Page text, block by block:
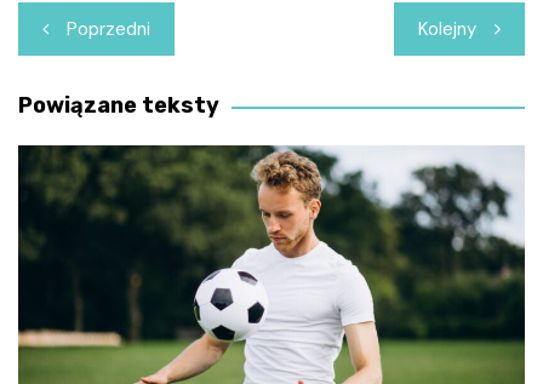
Nawigacja
wpisu
Poprzedni Kolejny
Powiązane teksty